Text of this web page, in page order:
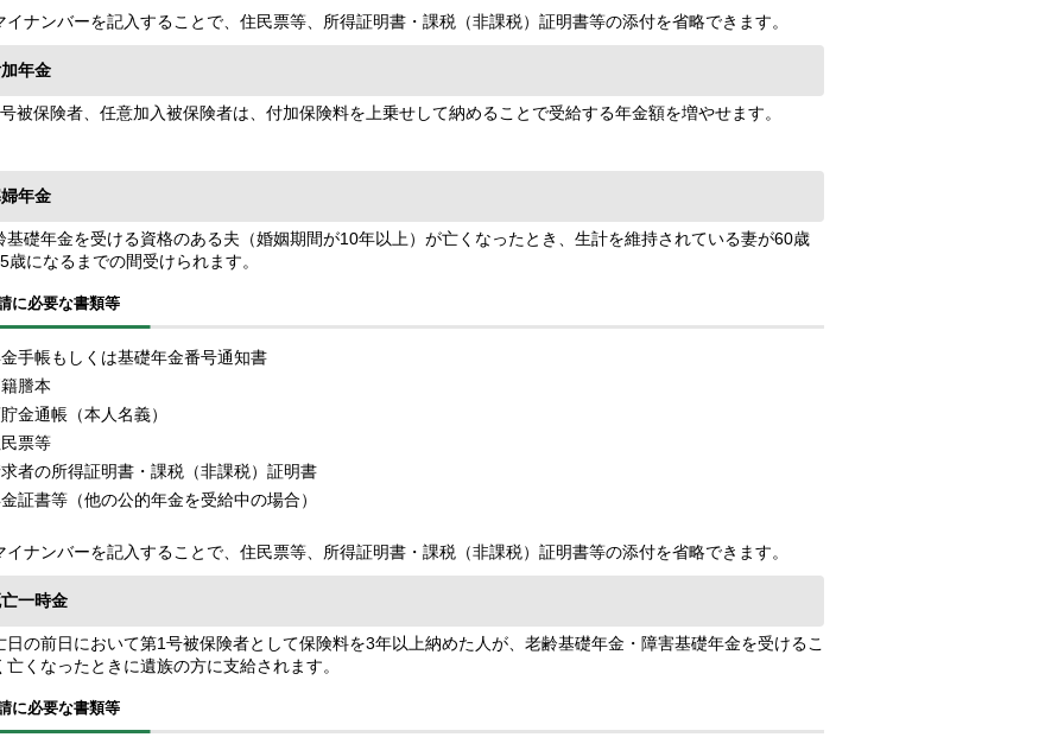
ンバーを記入することで、住民票等、所得証明書・課税（非課税）証明書等の添付を省略できます。
年金
保険者、任意加入被保険者は、付加保険料を上乗せして納めることで受給する年金額を増やせます。
年金
礎年金を受ける資格のある夫（婚姻期間が10年以上）が亡くなったとき、生計を維持されている妻が60歳
歳になるまでの間受けられます。
に必要な書類等
手帳もしくは基礎年金番号通知書
謄本
金通帳（本人名義）
票等
者の所得証明書・課税（非課税）証明書
証書等（他の公的年金を受給中の場合）
ンバーを記入することで、住民票等、所得証明書・課税（非課税）証明書等の添付を省略できます。
一時金
の前日において第1号被保険者として保険料を3年以上納めた人が、老齢基礎年金・障害基礎年金を受けるこ
亡くなったときに遺族の方に支給されます。
に必要な書類等